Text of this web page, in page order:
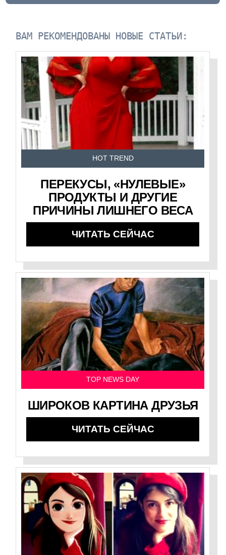
ВАМ РЕКОМЕНДОВАНЫ НОВЫЕ СТАТЬИ:
HOT TREND
ПЕРЕКУСЫ, «НУЛЕВЫЕ»
ПРОДУКТЫ И ДРУГИЕ
ПРИЧИНЫ ЛИШНЕГО ВЕСА
ЧИТАТЬ СЕЙЧАС
TOP NEWS DAY
ШИРОКОВ КАРТИНА ДРУЗЬЯ
ЧИТАТЬ СЕЙЧАС